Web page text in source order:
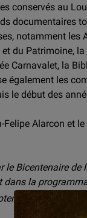
conservés au
documentaires
notamment les
du Patrimoine,
Carnavalet, la
également les
le début des
Alarcon et le
le Bicentenaire de
dans la
2027.